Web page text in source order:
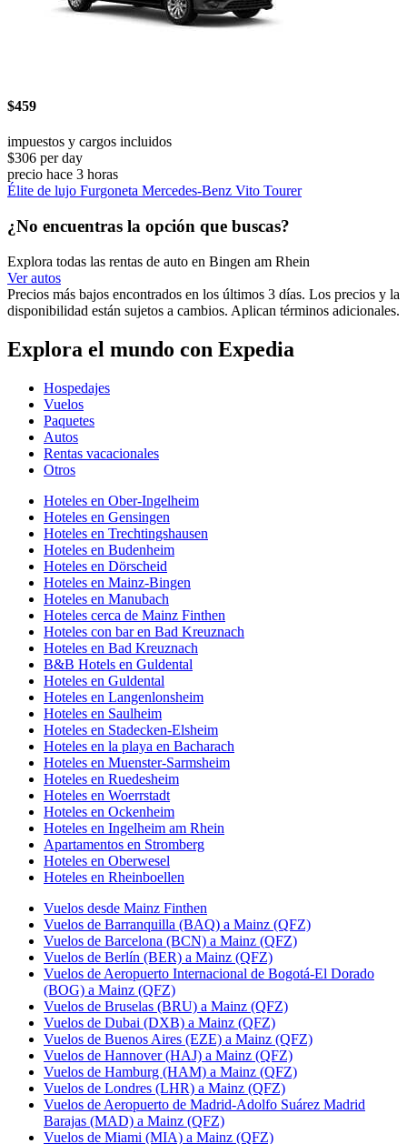
$459
impuestos y cargos incluidos
$306 per day
precio hace 3 horas
Élite de lujo Furgoneta Mercedes-Benz Vito Tourer
¿No encuentras la opción que buscas?
Explora todas las rentas de auto en Bingen am Rhein
Ver autos
Precios más bajos encontrados en los últimos 3 días. Los precios y la
disponibilidad están sujetos a cambios. Aplican términos adicionales.
Explora el mundo con Expedia
Hospedajes
Vuelos
Paquetes
Autos
Rentas vacacionales
Otros
Hoteles en Ober-Ingelheim
Hoteles en Gensingen
Hoteles en Trechtingshausen
Hoteles en Budenheim
Hoteles en Dörscheid
Hoteles en Mainz-Bingen
Hoteles en Manubach
Hoteles cerca de Mainz Finthen
Hoteles con bar en Bad Kreuznach
Hoteles en Bad Kreuznach
B&B Hotels en Guldental
Hoteles en Guldental
Hoteles en Langenlonsheim
Hoteles en Saulheim
Hoteles en Stadecken-Elsheim
Hoteles en la playa en Bacharach
Hoteles en Muenster-Sarmsheim
Hoteles en Ruedesheim
Hoteles en Woerrstadt
Hoteles en Ockenheim
Hoteles en Ingelheim am Rhein
Apartamentos en Stromberg
Hoteles en Oberwesel
Hoteles en Rheinboellen
Vuelos desde Mainz Finthen
Vuelos de Barranquilla (BAQ) a Mainz (QFZ)
Vuelos de Barcelona (BCN) a Mainz (QFZ)
Vuelos de Berlín (BER) a Mainz (QFZ)
Vuelos de Aeropuerto Internacional de Bogotá-El Dorado
(BOG) a Mainz (QFZ)
Vuelos de Bruselas (BRU) a Mainz (QFZ)
Vuelos de Dubai (DXB) a Mainz (QFZ)
Vuelos de Buenos Aires (EZE) a Mainz (QFZ)
Vuelos de Hannover (HAJ) a Mainz (QFZ)
Vuelos de Hamburg (HAM) a Mainz (QFZ)
Vuelos de Londres (LHR) a Mainz (QFZ)
Vuelos de Aeropuerto de Madrid-Adolfo Suárez Madrid
Barajas (MAD) a Mainz (QFZ)
Vuelos de Miami (MIA) a Mainz (QFZ)